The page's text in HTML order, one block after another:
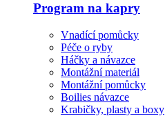
Program na kapry
Vnadící pomůcky
Péče o ryby
Háčky a návazce
Montážní materiál
Montážní pomůcky
Boilies návazce
Krabičky, plasty a boxy